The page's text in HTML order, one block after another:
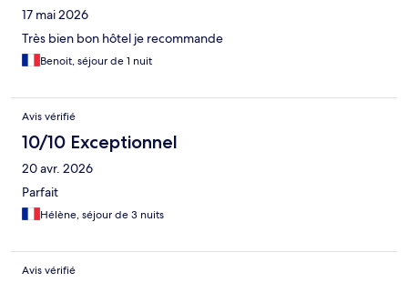
17 mai 2026
Très bien bon hôtel je recommande
Benoit, séjour de 1 nuit
Avis vérifié
10/10 Exceptionnel
20 avr. 2026
Parfait
Hélène, séjour de 3 nuits
Avis vérifié